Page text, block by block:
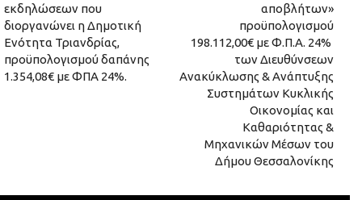
εκδηλώσεων που
διοργανώνει η Δημοτική
Ενότητα Τριανδρίας,
προϋπολογισμού δαπάνης
1.354,08€ με ΦΠΑ 24%.
αποβλήτων»
προϋπολογισμού
198.112,00€ με Φ.Π.Α. 24%
των Διευθύνσεων
Ανακύκλωσης & Ανάπτυξης
Συστημάτων Κυκλικής
Οικονομίας και
Καθαριότητας &
Μηχανικών Μέσων του
Δήμου Θεσσαλονίκης